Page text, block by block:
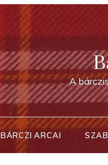
A
BÁRCZI ARCAI